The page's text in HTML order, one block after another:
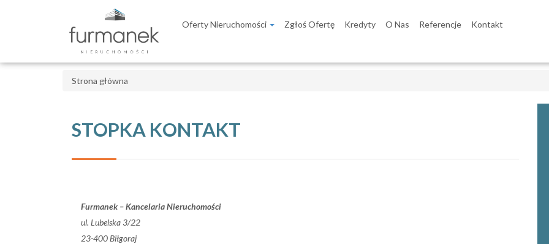
Oferty Nieruchomości Zgłoś Ofertę Kredyty O Nas Referencje Kontakt
Strona główna
STOPKA KONTAKT
Furmanek – Kancelaria Nieruchomości
ul. Lubelska 3/22
23-400 Biłgoraj